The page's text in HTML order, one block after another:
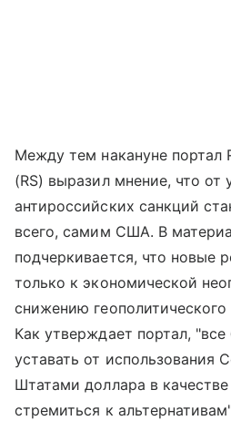
Между тем накануне портал
(RS) выразил мнение, что от
антироссийских санкций
всего, самим США. В
подчеркивается, что новые
только к экономической
снижению
Как утверждает портал,
уставать от использования
Штатами доллара в
стремиться к